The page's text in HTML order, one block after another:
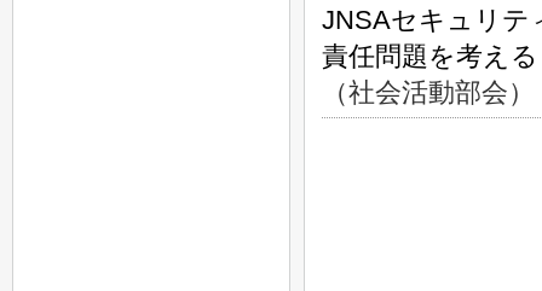
JNSAセキュリテ
責任問題を考える
（社会活動部会）